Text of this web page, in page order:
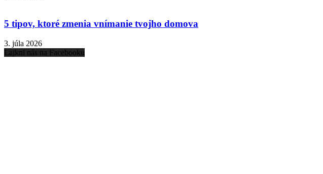
5 tipov, ktoré zmenia vnímanie tvojho domova
3. júla 2026
Lajkni nás na Facebooku